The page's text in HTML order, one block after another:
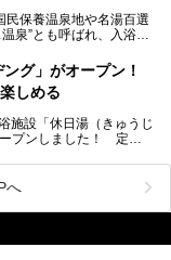
スペース・客室など宿の
民保養温泉地や名湯百選
泉”とも呼ばれ、入浴剤
、今も湯治場的な要素が
温泉地の概要や泉質解説
設の紹介・周辺観光・ア
グ」がオープン！
しめる
施設「休日湯（きゅうじ
プンしました！ 定山
湯」・ラウンジの「THE
洋麺店」・ホテル「エク
れた、まさに大人の癒し
の魅力を5つのポイント
へ